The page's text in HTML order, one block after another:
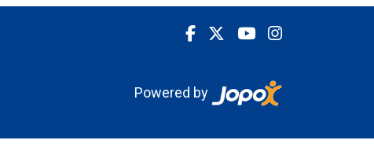
Powered by